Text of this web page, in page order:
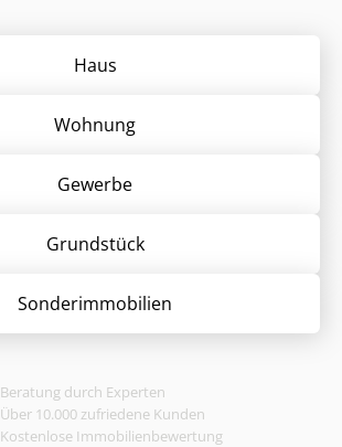
Haus
Wohnung
Gewerbe
Grund­stück
Sonder­immobilien
Beratung durch Experten
Über 10.000 zufriedene Kunden
Kostenlose Immobilienbewertung